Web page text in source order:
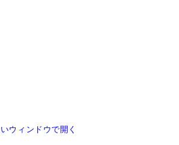
ウィンドウで開く